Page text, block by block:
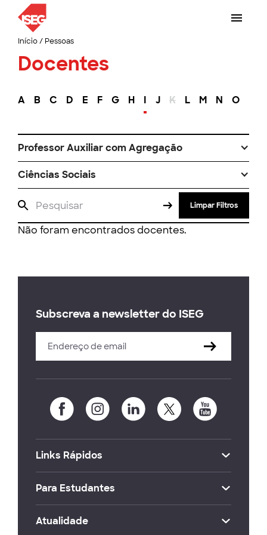
Início/ Pessoas
Docentes
A B C D E F G H I J K L M N O
Professor Auxiliar com Agregação
Ciências Sociais
Limpar Filtros
Não foram encontrados docentes.
Subscreva a newsletter do ISEG
Links Rápidos
Para Estudantes
Atualidade